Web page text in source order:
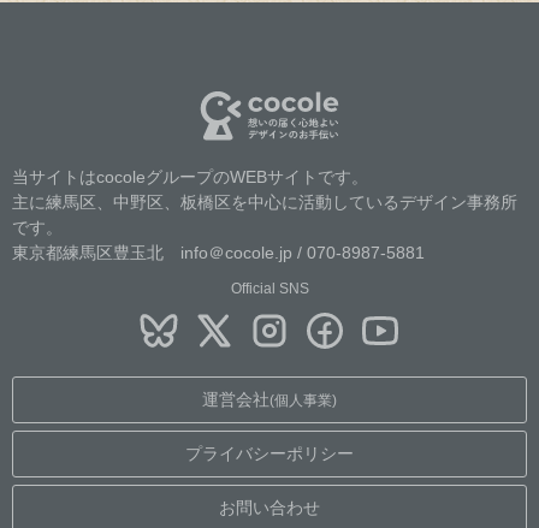
当サイトはcocoleグループのWEBサイトです。
主に練馬区、中野区、板橋区を中心に活動しているデザイン事務所
です。
東京都練馬区豊玉北 info＠cocole.jp / 070-8987-5881
Official SNS
運営会社(個人事業)
プライバシーポリシー
お問い合わせ